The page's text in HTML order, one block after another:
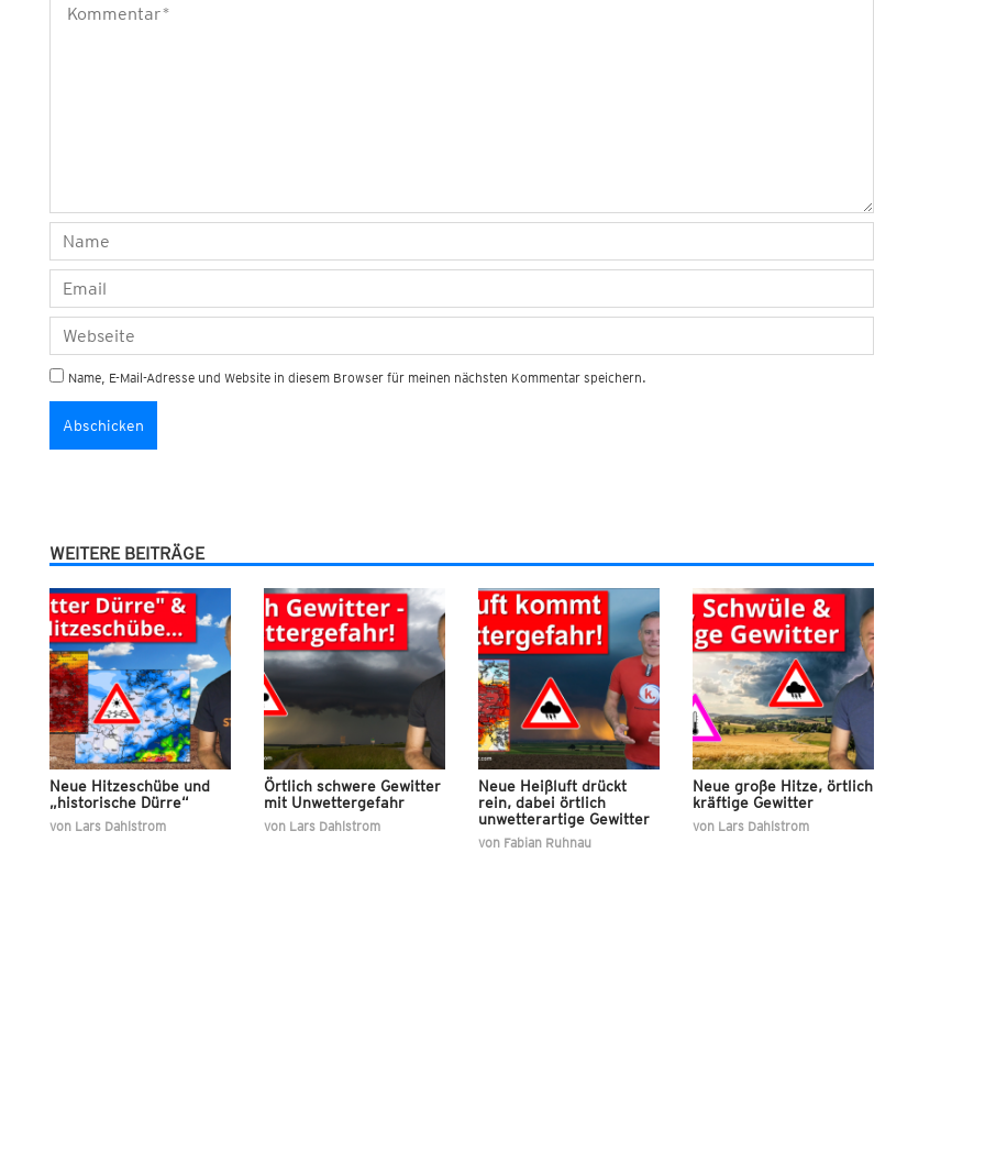
Name, E-Mail-Adresse und Website in diesem Browser für meinen nächsten Kommentar speichern.
WEITERE BEITRÄGE
Neue Hitzeschübe und
„historische Dürre“
von Lars Dahlstrom
Örtlich schwere Gewitter
mit Unwettergefahr
von Lars Dahlstrom
Neue Heißluft drückt
rein, dabei örtlich
unwetterartige Gewitter
von Fabian Ruhnau
Neue große Hitze, örtlich
kräftige Gewitter
von Lars Dahlstrom